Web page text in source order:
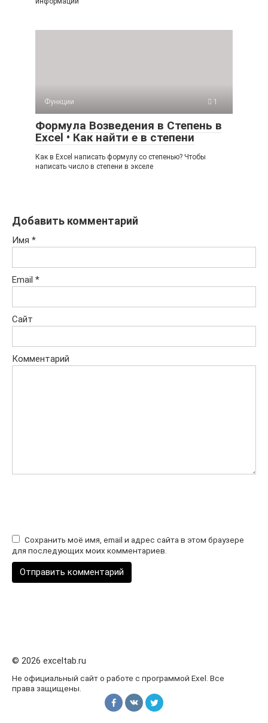
Функции 1
Формула Возведения в Степень в
Excel • Как найти е в степени
Как в Excel написать формулу со степенью? Чтобы
написать число в степени в экселе
Добавить комментарий
Имя *
Email *
Сайт
Комментарий
Сохранить моё имя, email и адрес сайта в этом браузере
для последующих моих комментариев.
© 2026 exceltab.ru
Не официальный сайт о работе с программой Exel. Все
права защищены.